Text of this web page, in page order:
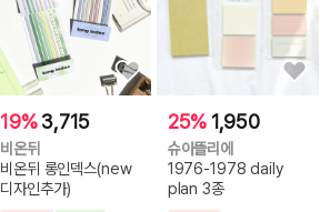
19% 3,715
비온뒤
비온뒤 롱인덱스(new
디자인추가)
25% 1,950
슈아뜰리에
1976-1978 daily
plan 3종